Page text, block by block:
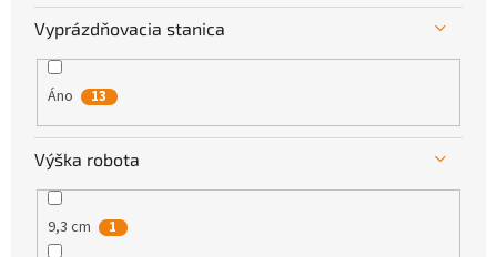
Vyprázdňovacia stanica
Áno 13
Výška robota
9,3 cm 1